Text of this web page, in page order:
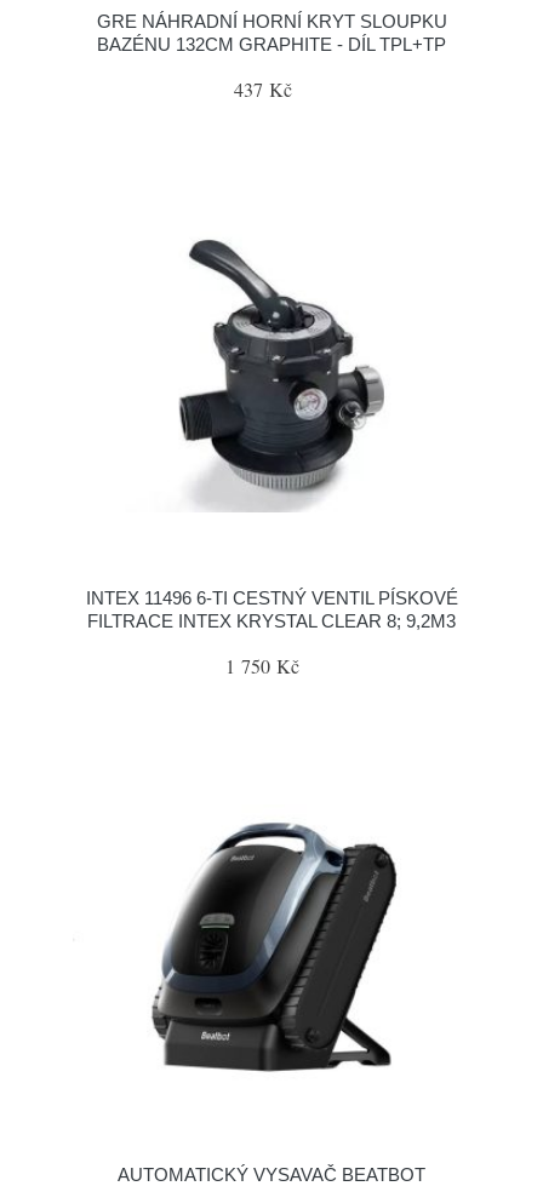
GRE NÁHRADNÍ HORNÍ KRYT SLOUPKU
BAZÉNU 132CM GRAPHITE - DÍL TPL+TP
437 Kč
INTEX 11496 6-TI CESTNÝ VENTIL PÍSKOVÉ
FILTRACE INTEX KRYSTAL CLEAR 8; 9,2M3
1 750 Kč
AUTOMATICKÝ VYSAVAČ BEATBOT